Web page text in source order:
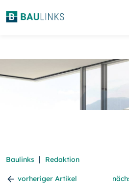
Baulinks | Redaktion
vorheriger Artikel